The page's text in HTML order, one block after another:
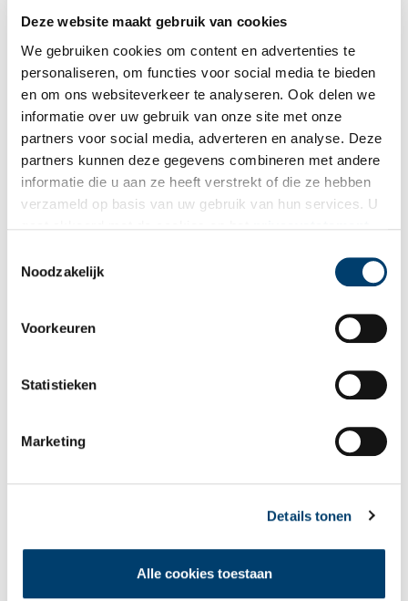
Deze website maakt gebruik van cookies
We gebruiken cookies om content en advertenties te
personaliseren, om functies voor social media te bieden
en om ons websiteverkeer te analyseren. Ook delen we
informatie over uw gebruik van onze site met onze
partners voor social media, adverteren en analyse. Deze
partners kunnen deze gegevens combineren met andere
informatie die u aan ze heeft verstrekt of die ze hebben
verzameld op basis van uw gebruik van hun services. U
Noodzakelijk
Voorkeuren
Statistieken
Marketing
Details tonen
Alle cookies toestaan
misschien nog wel belangrijker: hoe werden ze eigenlijk
gemaakt? Om dat uit te vinden, brachten we een bezoekje aan
de Verkade Experience in het Zaans Museum.
Koloniaal scheepswrak bevat zoveel meer dan scherven
Ruim twintig jaar geleden trof garnalenkotter Emmie een
mysterieuze houten kist met kapmessen in haar net. Deze
verging. Het schip, dat met gereedschap en luxegoederen op
weg was naar een suikerplantage in de koloniën, was in de
Tijdens de zeventiende eeuw maakten Nederlanders kennis
en specerijen. Deze goederen werden uit het verre Oost- en
overzeese handel beheersten. Het waren echte luxeproducten,